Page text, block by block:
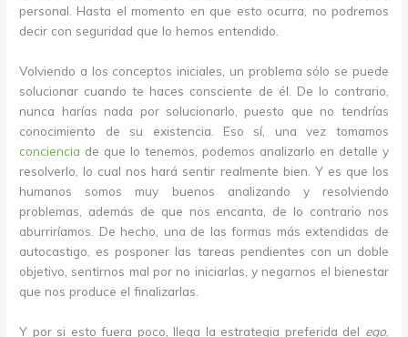
personal. Hasta el momento en que esto ocurra, no podremos
decir con seguridad que lo hemos entendido.
Volviendo a los conceptos iniciales, un problema sólo se puede
solucionar cuando te haces consciente de él. De lo contrario,
nunca harías nada por solucionarlo, puesto que no tendrías
conocimiento de su existencia. Eso sí, una vez tomamos
conciencia de que lo tenemos, podemos analizarlo en detalle y
resolverlo, lo cual nos hará sentir realmente bien. Y es que los
humanos somos muy buenos analizando y resolviendo
problemas, además de que nos encanta, de lo contrario nos
aburriríamos. De hecho, una de las formas más extendidas de
autocastigo, es posponer las tareas pendientes con un doble
objetivo, sentirnos mal por no iniciarlas, y negarnos el bienestar
que nos produce el finalizarlas.
Y por si esto fuera poco, llega la estrategia preferida del ego,